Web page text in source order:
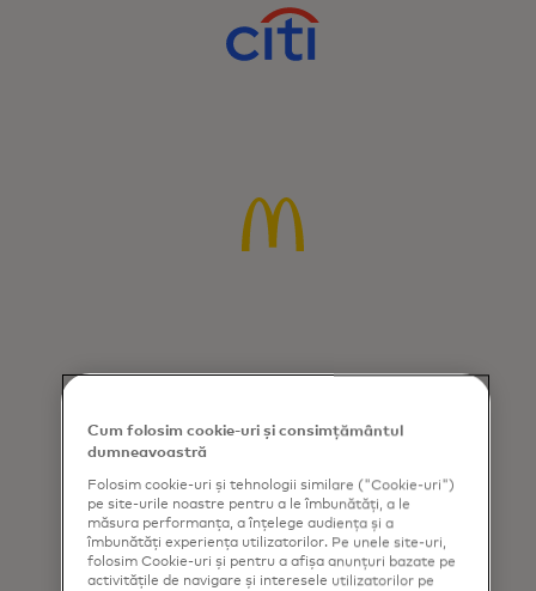
Cum folosim cookie-uri și consimțământul
dumneavoastră
Folosim cookie-uri și tehnologii similare ("Cookie-uri")
pe site-urile noastre pentru a le îmbunătăți, a le
măsura performanța, a înțelege audiența și a
îmbunătăți experiența utilizatorilor. Pe unele site-uri,
folosim Cookie-uri și pentru a afișa anunțuri bazate pe
activitățile de navigare și interesele utilizatorilor pe